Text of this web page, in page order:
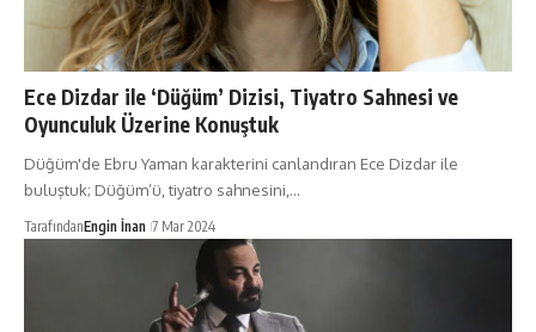
Ece Dizdar ile ‘Düğüm’ Dizisi, Tiyatro Sahnesi ve
Oyunculuk Üzerine Konuştuk
Düğüm'de Ebru Yaman karakterini canlandıran Ece Dizdar ile
buluştuk; Düğüm’ü, tiyatro sahnesini,…
TarafındanEngin İnan 7 Mar 2024